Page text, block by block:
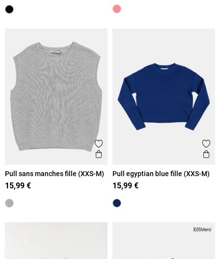
Ajouter aux favoris
Aperçu rapide
Pull sans manches fille (XXS-M)
15,99 €
Pull egyptian blue fille (XXS-M)
15,99 €